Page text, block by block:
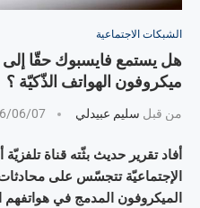
الشبكات الاجتماعية
هل يستمع فايسبوك حقّا إلى
ميكروفون الهواتف الذّكيّة ؟
من قبل سليم عبيدلي 06/07
أفاد تقرير حديث بثّته قناة
الإجتماعيّة تتجسّس على
الميكروفون المدمج في